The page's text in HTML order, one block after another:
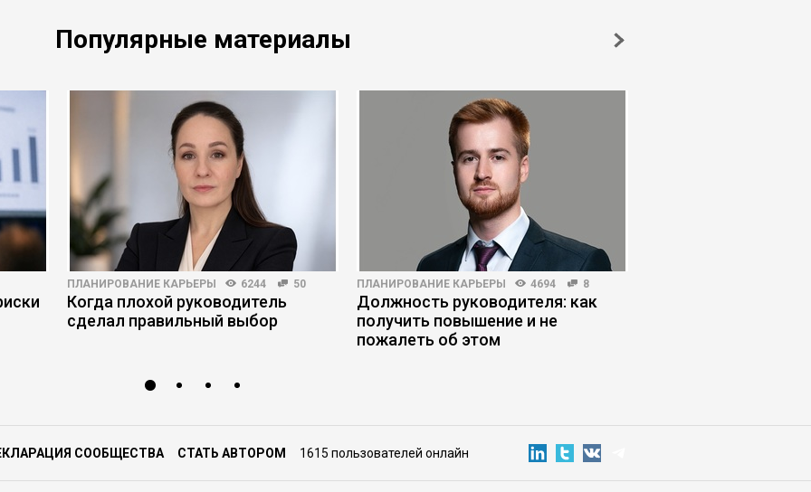
Популярные материалы
ПЛАНИРОВАНИЕ КАРЬЕРЫ 6244 50
Когда плохой руководитель
сделал правильный выбор
ПЛАНИРОВАНИЕ КАРЬЕРЫ 4694 8
Должность руководителя: как
получить повышение и не
пожалеть об этом
СООБЩЕСТВА СТАТЬ АВТОРОМ 1615 пользователей онлайн